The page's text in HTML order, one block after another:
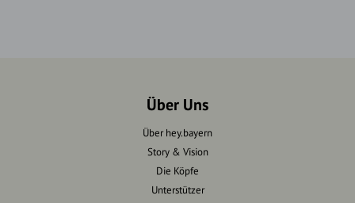
Über Uns
Über hey.bayern
Story & Vision
Die Köpfe
Unterstützer